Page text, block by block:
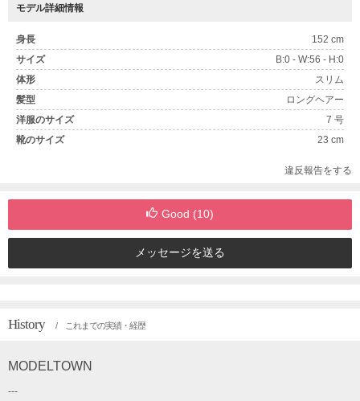
モデル詳細情報
身長
152 cm
サイズ
B:0 - W:56 - H:0
体形
スリム
髪型
ロングヘアー
洋服のサイズ
7 号
靴のサイズ
23 cm
違反報告をする
Good (10)
メッセージを送る
History / これまでの実績・経歴
MODELTOWN
---